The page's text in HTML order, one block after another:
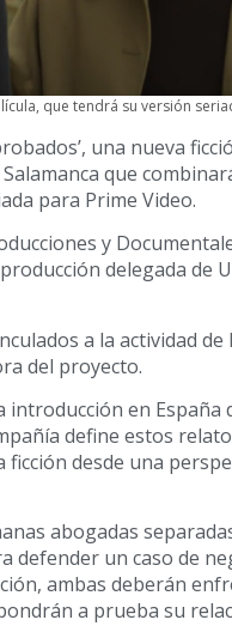
que tendrá su versión
una nueva
que
para Prime Video.
y
delegada de
a la actividad
del proyecto.
introducción en España
define estos
desde una
abogadas
defender un caso de
ambas deberán
a prueba su